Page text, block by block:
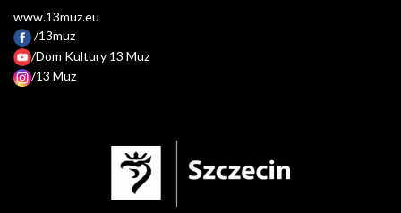
www.13muz.eu
/13muz
/Dom Kultury 13 Muz
/13 Muz